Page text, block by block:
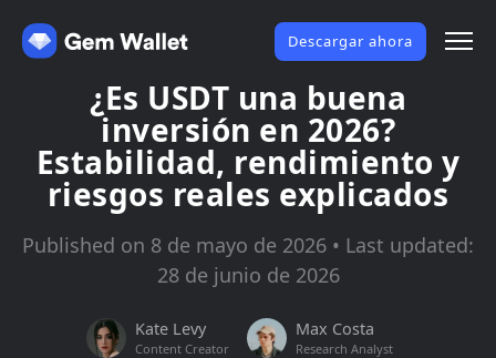
Descargar ahora
¿Es USDT una buena
inversión en 2026?
Estabilidad, rendimiento y
riesgos reales explicados
Published on 8 de mayo de 2026 • Last updated:
28 de junio de 2026
Kate Levy
Content Creator
Max Costa
Research Analyst